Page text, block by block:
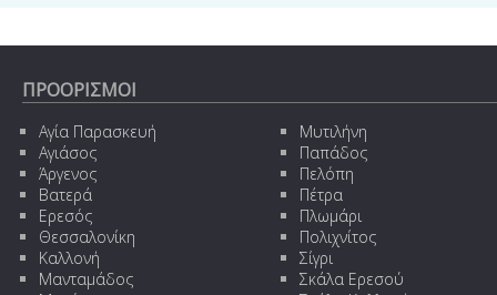
ΠΡΟΟΡΙΣΜΟΙ
Αγία Παρασκευή
Αγιάσος
Άργενος
Βατερά
Ερεσός
Θεσσαλονίκη
Καλλονή
Μανταμάδος
Μυτιλήνη
Παπάδος
Πελόπη
Πέτρα
Πλωμάρι
Πολιχνίτος
Σίγρι
Σκάλα Ερεσού